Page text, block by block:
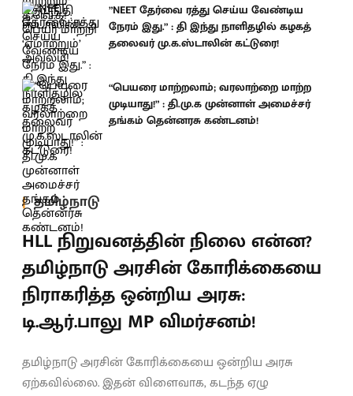
”NEET தேர்வை ரத்து செய்ய வேண்டிய
நேரம் இது.” : தி இந்து நாளிதழில் கழகத்
தலைவர் மு.க.ஸ்டாலின் கட்டுரை!
“பெயரை மாற்றலாம்; வரலாற்றை மாற்ற
முடியாது!” : தி.மு.க முன்னாள் அமைச்சர்
தங்கம் தென்னரசு கண்டனம்!
தமிழ்நாடு
HLL நிறுவனத்தின் நிலை என்ன?
தமிழ்நாடு அரசின் கோரிக்கையை
நிராகரித்த ஒன்றிய அரசு:
டி.ஆர்.பாலு MP விமர்சனம்!
தமிழ்நாடு அரசின் கோரிக்கையை ஒன்றிய அரசு
ஏற்கவில்லை. இதன் விளைவாக, கடந்த ஏழு